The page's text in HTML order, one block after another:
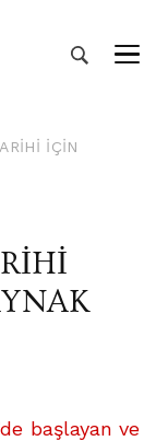
İÇİN
başlayan ve